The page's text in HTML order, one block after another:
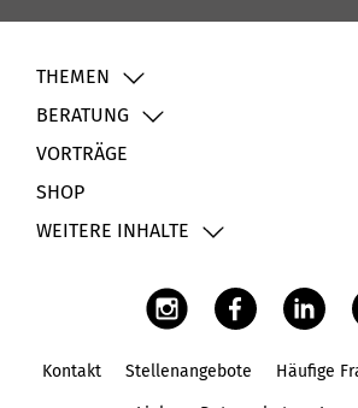
THEMEN
BERATUNG
VORTRÄGE
SHOP
WEITERE INHALTE
Kontakt Stellenangebote Häufige